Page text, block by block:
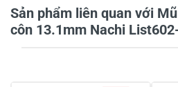
Tiêu đề của nhận xét *
Sản phẩm liên quan với
côn 13.1mm Nachi